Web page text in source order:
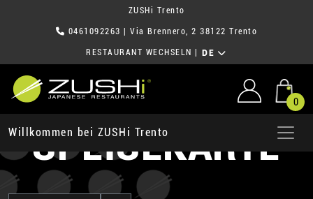
ZUSHi Trento
0461092263 | Via Brennero, 2 38122 Trento
RESTAURANT WECHSELN DE
0
Willkommen bei ZUSHi Trento
SPEISEKARTE